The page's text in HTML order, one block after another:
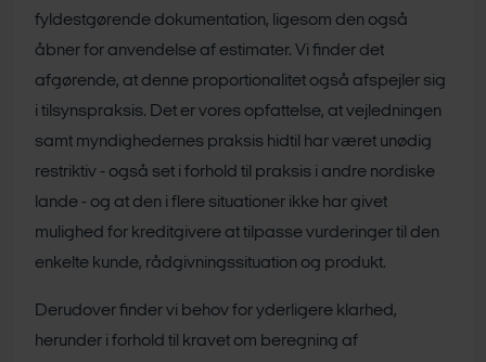
fyldestgørende dokumentation, ligesom den også
åbner for anvendelse af estimater. Vi finder det
afgørende, at denne proportionalitet også afspejler sig
i tilsynspraksis. Det er vores opfattelse, at vejledningen
samt myndighedernes praksis hidtil har været unødig
restriktiv - også set i forhold til praksis i andre nordiske
lande - og at den i flere situationer ikke har givet
mulighed for kreditgivere at tilpasse vurderinger til den
enkelte kunde, rådgivningssituation og produkt.
Derudover finder vi behov for yderligere klarhed,
herunder i forhold til kravet om beregning af